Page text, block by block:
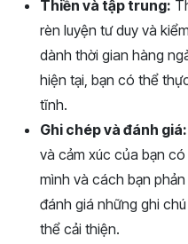
Thiền và tập trung:
rèn luyện tư duy và
dành thời gian hàng
hiện tại, bạn có thể
tĩnh.
Ghi chép và đánh giá:
và cảm xúc của bạn
mình và cách bạn
đánh giá những ghi
thể cải thiện.